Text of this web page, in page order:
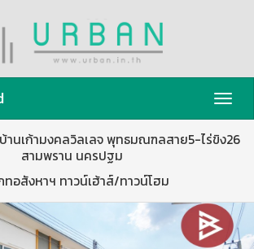
านเก้ามงคลวิลเลจ พุทธมณฑลสาย5-ไร่ขิง26
สามพราน นครปฐม
ทอสังหาฯ ทาวน์เฮ้าส์/ทาวน์โฮม